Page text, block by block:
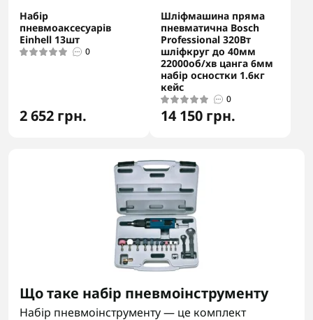
Набір
пневмоаксесуарів
Einhell 13шт
0
2 652 грн.
Шліфмашина пряма
пневматична Bosch
Professional 320Вт
шліфкруг до 40мм
22000об/хв цанга 6мм
набір осностки 1.6кг
кейс
0
14 150 грн.
Що таке набір пневмоінструменту
Набір пневмоінструменту — це комплект